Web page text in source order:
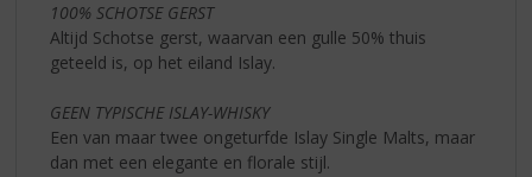
100% SCHOTSE GERST
Altijd Schotse gerst, waarvan een gulle 50% thuis
geteeld is, op het eiland Islay.
GEEN TYPISCHE ISLAY-WHISKY
Een van maar twee ongeturfde Islay Single Malts, maar
dan met een elegante en florale stijl.